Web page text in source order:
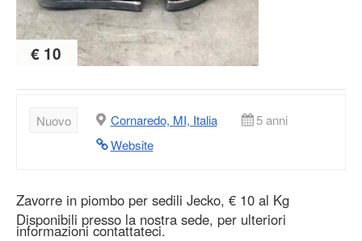
€ 10
Nuovo Cornaredo, MI, Italia
5 anni
Website
Zavorre in piombo per sedili Jecko, € 10 al Kg
Disponibili presso la nostra sede, per ulteriori
informazioni contattateci.